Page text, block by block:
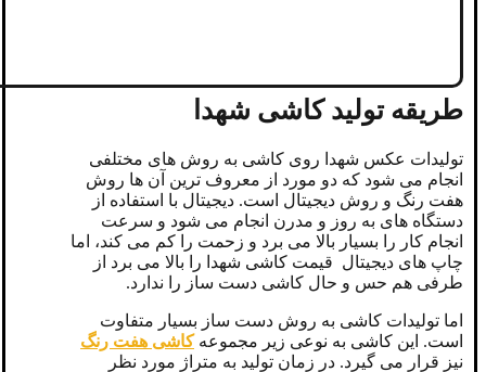
طریقه تولید کاشی شهدا
تولیدات عکس شهدا روی کاشی به روش های مختلفی
انجام می شود که دو مورد از معروف ترین آن ها روش
هفت رنگ و روش دیجیتال است. دیجیتال با استفاده از
دستگاه های به روز و مدرن انجام می شود و سرعت
انجام کار را بسیار بالا می برد و زحمت را کم می کند، اما
چاپ های دیجیتال قیمت کاشی شهدا را بالا می برد از
طرفی هم حس و حال کاشی دست ساز را ندارد.
اما تولیدات کاشی به روش دست ساز بسیار متفاوت
است. این کاشی به نوعی زیر مجموعهکاشی هفت رنگ
نیز قرار می گیرد. در زمان تولید به متراژ مورد نظر